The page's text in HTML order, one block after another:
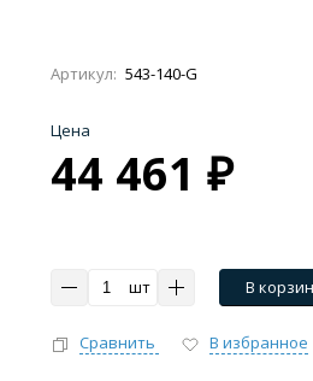
Артикул: 543-140-G
Цена
44 461 ₽
шт В
Сравнить В избранное